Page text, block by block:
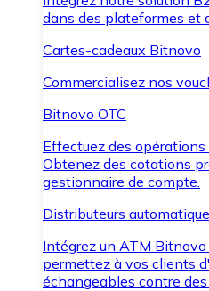
dans des plateformes et
Cartes-cadeaux Bitnovo
Commercialisez nos
Bitnovo OTC
Effectuez des opérations
Obtenez des cotations
gestionnaire de compte.
Distributeurs
Intégrez un ATM
permettez à vos clients
échangeables contre